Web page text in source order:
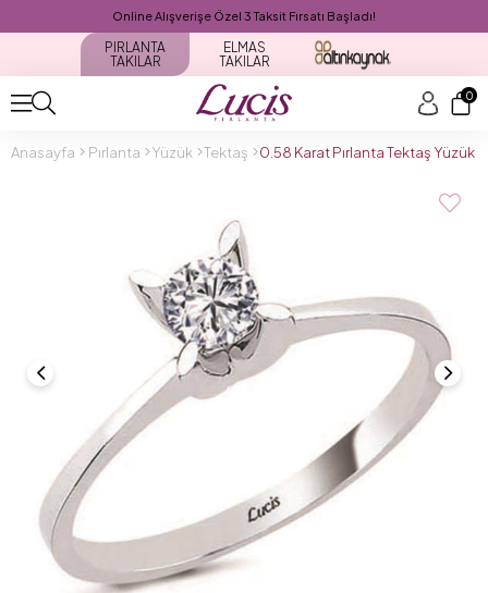
Online Alışverişe Özel 3 Taksit Fırsatı Başladı!
PIRLANTA
TAKILAR
ELMAS
TAKILAR
0
Anasayfa Pırlanta Yüzük Tektaş 0.58 Karat Pırlanta Tektaş Yüzük